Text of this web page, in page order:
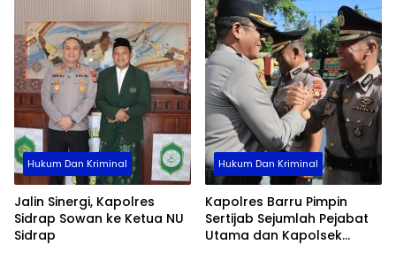
Hukum Dan Kriminal
Jalin Sinergi, Kapolres
Sidrap Sowan ke Ketua NU
Sidrap
Hukum Dan Kriminal
Kapolres Barru Pimpin
Sertijab Sejumlah Pejabat
Utama dan Kapolsek